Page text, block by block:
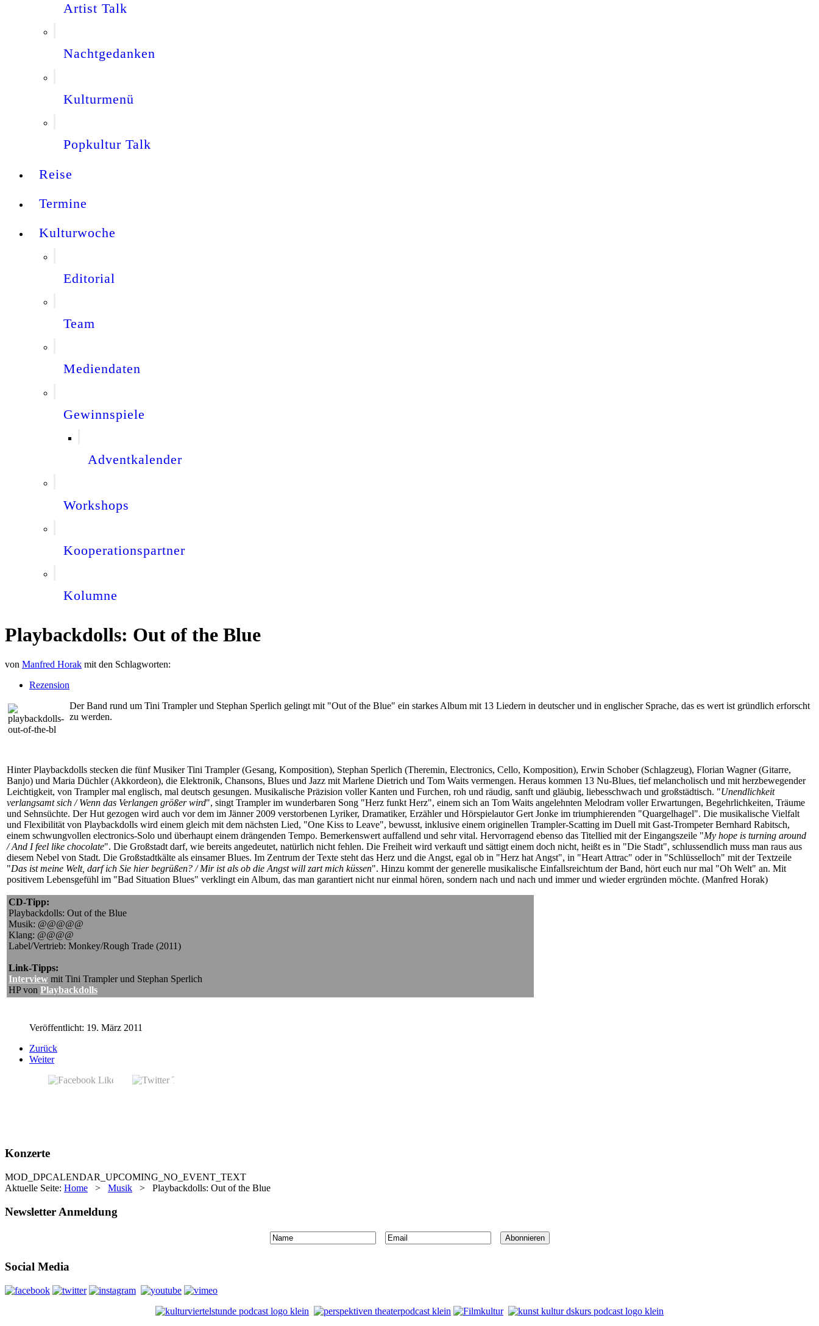
Artist Talk
Nachtgedanken
Kulturmenü
Popkultur Talk
Reise
Termine
Kulturwoche
Editorial
Team
Mediendaten
Gewinnspiele
Adventkalender
Workshops
Kooperationspartner
Kolumne
Playbackdolls: Out of the Blue
von Manfred Horak mit den Schlagworten:
Rezension
Der Band rund um Tini Trampler und Stephan Sperlich gelingt mit "Out of the Blue" ein starkes Album mit 13 Liedern in deutscher und in englischer Sprache, das es wert ist gründlich erforscht
zu werden.
Hinter Playbackdolls stecken die fünf Musiker Tini Trampler (Gesang, Komposition), Stephan Sperlich (Theremin, Electronics, Cello, Komposition), Erwin Schober (Schlagzeug), Florian Wagner (Gitarre,
Banjo) und Maria Düchler (Akkordeon), die Elektronik, Chansons, Blues und Jazz mit Marlene Dietrich und Tom Waits vermengen. Heraus kommen 13 Nu-Blues, tief melancholisch und mit herzbewegender
Leichtigkeit, von Trampler mal englisch, mal deutsch gesungen. Musikalische Präzision voller Kanten und Furchen, roh und räudig, sanft und gläubig, liebesschwach und großstädtisch. "Unendlichkeit
verlangsamt sich / Wenn das Verlangen größer wird", singt Trampler im wunderbaren Song "Herz funkt Herz", einem sich an Tom Waits angelehnten Melodram voller Erwartungen, Begehrlichkeiten, Träume
und Sehnsüchte. Der Hut gezogen wird auch vor dem im Jänner 2009 verstorbenen Lyriker, Dramatiker, Erzähler und Hörspielautor Gert Jonke im triumphierenden "Quargelhagel". Die musikalische Vielfalt
und Flexibilität von Playbackdolls wird einem gleich mit dem nächsten Lied, "One Kiss to Leave", bewusst, inklusive einem originellen Trampler-Scatting im Duell mit Gast-Trompeter Bernhard Rabitsch,
einem schwungvollen electronics-Solo und überhaupt einem drängenden Tempo. Bemerkenswert auffallend und sehr vital. Hervorragend ebenso das Titellied mit der Eingangszeile "My hope is turning around
/ And I feel like chocolate". Die Großstadt darf, wie bereits angedeutet, natürlich nicht fehlen. Die Freiheit wird verkauft und sättigt einem doch nicht, heißt es in "Die Stadt", schlussendlich muss man raus aus
diesem Nebel von Stadt. Die Großstadtkälte als einsamer Blues. Im Zentrum der Texte steht das Herz und die Angst, egal ob in "Herz hat Angst", in "Heart Attrac" oder in "Schlüsselloch" mit der Textzeile
"Das ist meine Welt, darf ich Sie hier begrüßen? / Mir ist als ob die Angst will zart mich küssen". Hinzu kommt der generelle musikalische Einfallsreichtum der Band, hört euch nur mal "Oh Welt" an. Mit
positivem Lebensgefühl im "Bad Situation Blues" verklingt ein Album, das man garantiert nicht nur einmal hören, sondern nach und nach und immer und wieder ergründen möchte. (Manfred Horak)
CD-Tipp:
Playbackdolls: Out of the Blue
Musik: @@@@@
Klang: @@@@
Label/Vertrieb: Monkey/Rough Trade (2011)
Link-Tipps:
Interview mit Tini Trampler und Stephan Sperlich
HP von Playbackdolls
Veröffentlicht: 19. März 2011
Zurück
Weiter
Konzerte
MOD_DPCALENDAR_UPCOMING_NO_EVENT_TEXT
Aktuelle Seite: Home > Musik > Playbackdolls: Out of the Blue
Newsletter Anmeldung
Social Media